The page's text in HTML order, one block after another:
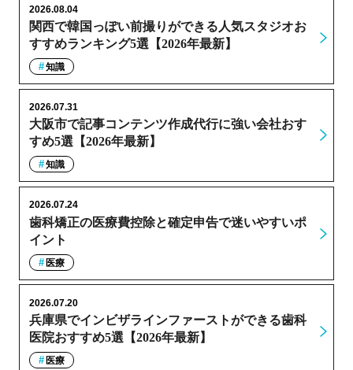
関西で韓国っぽい前撮りができる人気スタジオお
すすめランキング5選【2026年最新】
2026.08.04
知識
大阪市で記事コンテンツ作成代行に強い会社おす
すめ5選【2026年最新】
2026.07.31
知識
歯科矯正の医療費控除と確定申告で迷いやすいポ
イント
2026.07.24
医療
兵庫県でインビザラインファーストができる歯科
医院おすすめ5選【2026年最新】
2026.07.20
医療